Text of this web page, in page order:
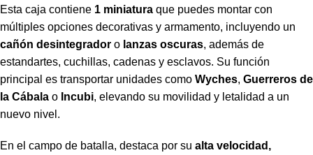
Esta caja contiene 1 miniatura que puedes montar con
múltiples opciones decorativas y armamento, incluyendo un
cañón desintegrador o lanzas oscuras, además de
estandartes, cuchillas, cadenas y esclavos. Su función
principal es transportar unidades como Wyches, Guerreros de
la Cábala o Incubi, elevando su movilidad y letalidad a un
nuevo nivel.
En el campo de batalla, destaca por su alta velocidad,